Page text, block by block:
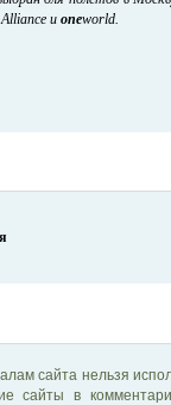
иoneworld.
сайта нельзя
сайты в